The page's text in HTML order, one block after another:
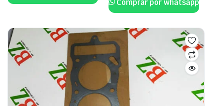
Comprar por whatsapp